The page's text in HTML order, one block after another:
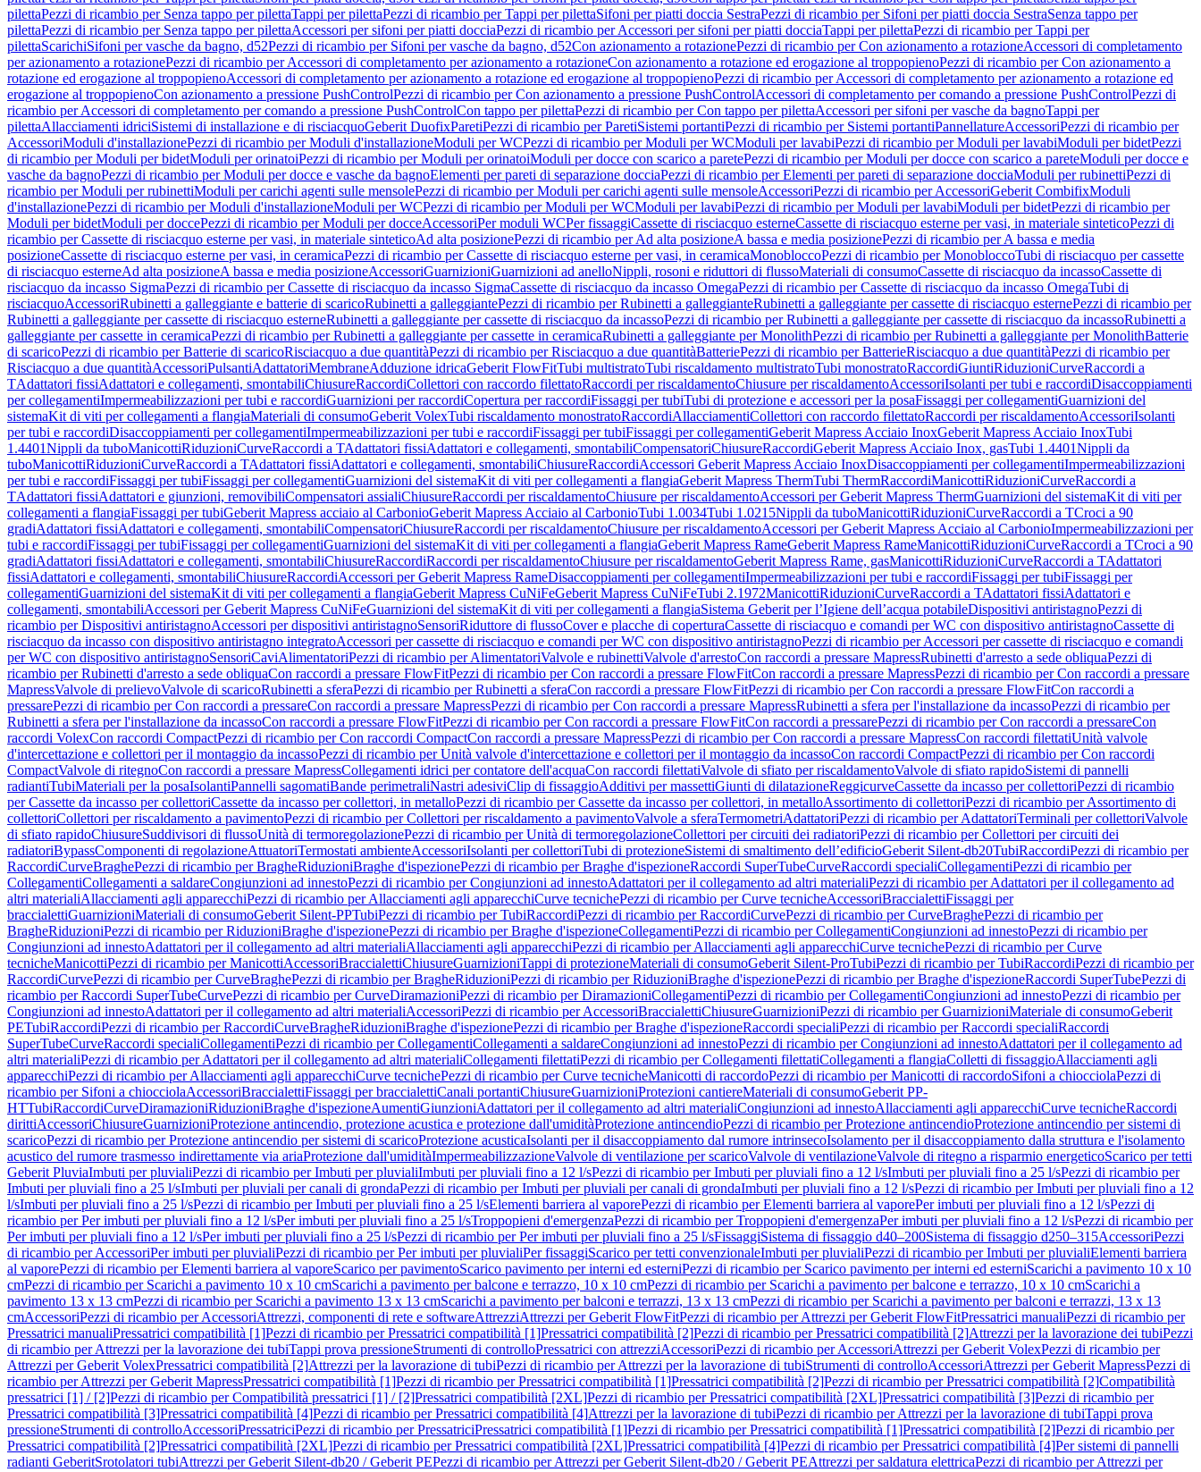
pilettaPezzi di ricambio per Senza tappo per pilettaTappi per pilettaPezzi di ricambio per Tappi per pilettaSifoni per piatti doccia SestraPezzi di ricambio per Sifoni per piatti doccia SestraSenza tappo per
pilettaPezzi di ricambio per Senza tappo per pilettaAccessori per sifoni per piatti docciaPezzi di ricambio per Accessori per sifoni per piatti docciaTappi per pilettaPezzi di ricambio per Tappi per
pilettaScarichiSifoni per vasche da bagno, d52Pezzi di ricambio per Sifoni per vasche da bagno, d52Con azionamento a rotazionePezzi di ricambio per Con azionamento a rotazioneAccessori di completamento
per azionamento a rotazionePezzi di ricambio per Accessori di completamento per azionamento a rotazioneCon azionamento a rotazione ed erogazione al troppopienoPezzi di ricambio per Con azionamento a
rotazione ed erogazione al troppopienoAccessori di completamento per azionamento a rotazione ed erogazione al troppopienoPezzi di ricambio per Accessori di completamento per azionamento a rotazione ed
erogazione al troppopienoCon azionamento a pressione PushControlPezzi di ricambio per Con azionamento a pressione PushControlAccessori di completamento per comando a pressione PushControlPezzi di
ricambio per Accessori di completamento per comando a pressione PushControlCon tappo per pilettaPezzi di ricambio per Con tappo per pilettaAccessori per sifoni per vasche da bagnoTappi per
pilettaAllacciamenti idriciSistemi di installazione e di risciacquoGeberit DuofixParetiPezzi di ricambio per ParetiSistemi portantiPezzi di ricambio per Sistemi portantiPannellatureAccessoriPezzi di ricambio per
AccessoriModuli d'installazionePezzi di ricambio per Moduli d'installazioneModuli per WCPezzi di ricambio per Moduli per WCModuli per lavabiPezzi di ricambio per Moduli per lavabiModuli per bidetPezzi
di ricambio per Moduli per bidetModuli per orinatoiPezzi di ricambio per Moduli per orinatoiModuli per docce con scarico a paretePezzi di ricambio per Moduli per docce con scarico a pareteModuli per docce e
vasche da bagnoPezzi di ricambio per Moduli per docce e vasche da bagnoElementi per pareti di separazione docciaPezzi di ricambio per Elementi per pareti di separazione docciaModuli per rubinettiPezzi di
ricambio per Moduli per rubinettiModuli per carichi agenti sulle mensolePezzi di ricambio per Moduli per carichi agenti sulle mensoleAccessoriPezzi di ricambio per AccessoriGeberit CombifixModuli
d'installazionePezzi di ricambio per Moduli d'installazioneModuli per WCPezzi di ricambio per Moduli per WCModuli per lavabiPezzi di ricambio per Moduli per lavabiModuli per bidetPezzi di ricambio per
Moduli per bidetModuli per doccePezzi di ricambio per Moduli per docceAccessoriPer moduli WCPer fissaggiCassette di risciacquo esterneCassette di risciacquo esterne per vasi, in materiale sinteticoPezzi di
ricambio per Cassette di risciacquo esterne per vasi, in materiale sinteticoAd alta posizionePezzi di ricambio per Ad alta posizioneA bassa e media posizionePezzi di ricambio per A bassa e media
posizioneCassette di risciacquo esterne per vasi, in ceramicaPezzi di ricambio per Cassette di risciacquo esterne per vasi, in ceramicaMonobloccoPezzi di ricambio per MonobloccoTubi di risciacquo per cassette
di risciacquo esterneAd alta posizioneA bassa e media posizioneAccessoriGuarnizioniGuarnizioni ad anelloNippli, rosoni e riduttori di flussoMateriali di consumoCassette di risciacquo da incassoCassette di
risciacquo da incasso SigmaPezzi di ricambio per Cassette di risciacquo da incasso SigmaCassette di risciacquo da incasso OmegaPezzi di ricambio per Cassette di risciacquo da incasso OmegaTubi di
risciacquoAccessoriRubinetti a galleggiante e batterie di scaricoRubinetti a galleggiantePezzi di ricambio per Rubinetti a galleggianteRubinetti a galleggiante per cassette di risciacquo esternePezzi di ricambio per
Rubinetti a galleggiante per cassette di risciacquo esterneRubinetti a galleggiante per cassette di risciacquo da incassoPezzi di ricambio per Rubinetti a galleggiante per cassette di risciacquo da incassoRubinetti a
galleggiante per cassette in ceramicaPezzi di ricambio per Rubinetti a galleggiante per cassette in ceramicaRubinetti a galleggiante per MonolithPezzi di ricambio per Rubinetti a galleggiante per MonolithBatterie
di scaricoPezzi di ricambio per Batterie di scaricoRisciacquo a due quantitàPezzi di ricambio per Risciacquo a due quantitàBatteriePezzi di ricambio per BatterieRisciacquo a due quantitàPezzi di ricambio per
Risciacquo a due quantitàAccessoriPulsantiAdattatoriMembraneAdduzione idricaGeberit FlowFitTubi multistratoTubi riscaldamento multistratoTubi monostratoRaccordiGiuntiRiduzioniCurveRaccordi a
TAdattatori fissiAdattatori e collegamenti, smontabiliChiusureRaccordiCollettori con raccordo filettatoRaccordi per riscaldamentoChiusure per riscaldamentoAccessoriIsolanti per tubi e raccordiDisaccoppiamenti
per collegamentiImpermeabilizzazioni per tubi e raccordiGuarnizioni per raccordiCopertura per raccordiFissaggi per tubiTubi di protezione e accessori per la posaFissaggi per collegamentiGuarnizioni del
sistemaKit di viti per collegamenti a flangiaMateriali di consumoGeberit VolexTubi riscaldamento monostratoRaccordiAllacciamentiCollettori con raccordo filettatoRaccordi per riscaldamentoAccessoriIsolanti
per tubi e raccordiDisaccoppiamenti per collegamentiImpermeabilizzazioni per tubi e raccordiFissaggi per tubiFissaggi per collegamentiGeberit Mapress Acciaio InoxGeberit Mapress Acciaio InoxTubi
1.4401Nippli da tuboManicottiRiduzioniCurveRaccordi a TAdattatori fissiAdattatori e collegamenti, smontabiliCompensatoriChiusureRaccordiGeberit Mapress Acciaio Inox, gasTubi 1.4401Nippli da
tuboManicottiRiduzioniCurveRaccordi a TAdattatori fissiAdattatori e collegamenti, smontabiliChiusureRaccordiAccessori Geberit Mapress Acciaio InoxDisaccoppiamenti per collegamentiImpermeabilizzazioni
per tubi e raccordiFissaggi per tubiFissaggi per collegamentiGuarnizioni del sistemaKit di viti per collegamenti a flangiaGeberit Mapress ThermTubi ThermRaccordiManicottiRiduzioniCurveRaccordi a
TAdattatori fissiAdattatori e giunzioni, removibiliCompensatori assialiChiusureRaccordi per riscaldamentoChiusure per riscaldamentoAccessori per Geberit Mapress ThermGuarnizioni del sistemaKit di viti per
collegamenti a flangiaFissaggi per tubiGeberit Mapress acciaio al CarbonioGeberit Mapress Acciaio al CarbonioTubi 1.0034Tubi 1.0215Nippli da tuboManicottiRiduzioniCurveRaccordi a TCroci a 90
gradiAdattatori fissiAdattatori e collegamenti, smontabiliCompensatoriChiusureRaccordi per riscaldamentoChiusure per riscaldamentoAccessori per Geberit Mapress Acciaio al CarbonioImpermeabilizzazioni per
tubi e raccordiFissaggi per tubiFissaggi per collegamentiGuarnizioni del sistemaKit di viti per collegamenti a flangiaGeberit Mapress RameGeberit Mapress RameManicottiRiduzioniCurveRaccordi a TCroci a 90
gradiAdattatori fissiAdattatori e collegamenti, smontabiliChiusureRaccordiRaccordi per riscaldamentoChiusure per riscaldamentoGeberit Mapress Rame, gasManicottiRiduzioniCurveRaccordi a TAdattatori
fissiAdattatori e collegamenti, smontabiliChiusureRaccordiAccessori per Geberit Mapress RameDisaccoppiamenti per collegamentiImpermeabilizzazioni per tubi e raccordiFissaggi per tubiFissaggi per
collegamentiGuarnizioni del sistemaKit di viti per collegamenti a flangiaGeberit Mapress CuNiFeGeberit Mapress CuNiFeTubi 2.1972ManicottiRiduzioniCurveRaccordi a TAdattatori fissiAdattatori e
collegamenti, smontabiliAccessori per Geberit Mapress CuNiFeGuarnizioni del sistemaKit di viti per collegamenti a flangiaSistema Geberit per l’Igiene dell’acqua potabileDispositivi antiristagnoPezzi di
ricambio per Dispositivi antiristagnoAccessori per dispositivi antiristagnoSensoriRiduttore di flussoCover e placche di coperturaCassette di risciacquo e comandi per WC con dispositivo antiristagnoCassette di
risciacquo da incasso con dispositivo antiristagno integratoAccessori per cassette di risciacquo e comandi per WC con dispositivo antiristagnoPezzi di ricambio per Accessori per cassette di risciacquo e comandi
per WC con dispositivo antiristagnoSensoriCaviAlimentatoriPezzi di ricambio per AlimentatoriValvole e rubinettiValvole d'arrestoCon raccordi a pressare MapressRubinetti d'arresto a sede obliquaPezzi di
ricambio per Rubinetti d'arresto a sede obliquaCon raccordi a pressare FlowFitPezzi di ricambio per Con raccordi a pressare FlowFitCon raccordi a pressare MapressPezzi di ricambio per Con raccordi a pressare
MapressValvole di prelievoValvole di scaricoRubinetti a sferaPezzi di ricambio per Rubinetti a sferaCon raccordi a pressare FlowFitPezzi di ricambio per Con raccordi a pressare FlowFitCon raccordi a
pressarePezzi di ricambio per Con raccordi a pressareCon raccordi a pressare MapressPezzi di ricambio per Con raccordi a pressare MapressRubinetti a sfera per l'installazione da incassoPezzi di ricambio per
Rubinetti a sfera per l'installazione da incassoCon raccordi a pressare FlowFitPezzi di ricambio per Con raccordi a pressare FlowFitCon raccordi a pressarePezzi di ricambio per Con raccordi a pressareCon
raccordi VolexCon raccordi CompactPezzi di ricambio per Con raccordi CompactCon raccordi a pressare MapressPezzi di ricambio per Con raccordi a pressare MapressCon raccordi filettatiUnità valvole
d'intercettazione e collettori per il montaggio da incassoPezzi di ricambio per Unità valvole d'intercettazione e collettori per il montaggio da incassoCon raccordi CompactPezzi di ricambio per Con raccordi
CompactValvole di ritegnoCon raccordi a pressare MapressCollegamenti idrici per contatore dell'acquaCon raccordi filettatiValvole di sfiato per riscaldamentoValvole di sfiato rapidoSistemi di pannelli
radiantiTubiMateriali per la posaIsolantiPannelli sagomatiBande perimetraliNastri adesiviClip di fissaggioAdditivi per massettiGiunti di dilatazioneReggicurveCassette da incasso per collettoriPezzi di ricambio
per Cassette da incasso per collettoriCassette da incasso per collettori, in metalloPezzi di ricambio per Cassette da incasso per collettori, in metalloAssortimento di collettoriPezzi di ricambio per Assortimento di
collettoriCollettori per riscaldamento a pavimentoPezzi di ricambio per Collettori per riscaldamento a pavimentoValvole a sferaTermometriAdattatoriPezzi di ricambio per AdattatoriTerminali per collettoriValvole
di sfiato rapidoChiusureSuddivisori di flussoUnità di termoregolazionePezzi di ricambio per Unità di termoregolazioneCollettori per circuiti dei radiatoriPezzi di ricambio per Collettori per circuiti dei
radiatoriBypassComponenti di regolazioneAttuatoriTermostati ambienteAccessoriIsolanti per collettoriTubi di protezioneSistemi di smaltimento dell’edificioGeberit Silent-db20TubiRaccordiPezzi di ricambio per
RaccordiCurveBraghePezzi di ricambio per BragheRiduzioniBraghe d'ispezionePezzi di ricambio per Braghe d'ispezioneRaccordi SuperTubeCurveRaccordi specialiCollegamentiPezzi di ricambio per
CollegamentiCollegamenti a saldareCongiunzioni ad innestoPezzi di ricambio per Congiunzioni ad innestoAdattatori per il collegamento ad altri materialiPezzi di ricambio per Adattatori per il collegamento ad
altri materialiAllacciamenti agli apparecchiPezzi di ricambio per Allacciamenti agli apparecchiCurve tecnichePezzi di ricambio per Curve tecnicheAccessoriBraccialettiFissaggi per
braccialettiGuarnizioniMateriali di consumoGeberit Silent-PPTubiPezzi di ricambio per TubiRaccordiPezzi di ricambio per RaccordiCurvePezzi di ricambio per CurveBraghePezzi di ricambio per
BragheRiduzioniPezzi di ricambio per RiduzioniBraghe d'ispezionePezzi di ricambio per Braghe d'ispezioneCollegamentiPezzi di ricambio per CollegamentiCongiunzioni ad innestoPezzi di ricambio per
Congiunzioni ad innestoAdattatori per il collegamento ad altri materialiAllacciamenti agli apparecchiPezzi di ricambio per Allacciamenti agli apparecchiCurve tecnichePezzi di ricambio per Curve
tecnicheManicottiPezzi di ricambio per ManicottiAccessoriBraccialettiChiusureGuarnizioniTappi di protezioneMateriali di consumoGeberit Silent-ProTubiPezzi di ricambio per TubiRaccordiPezzi di ricambio per
RaccordiCurvePezzi di ricambio per CurveBraghePezzi di ricambio per BragheRiduzioniPezzi di ricambio per RiduzioniBraghe d'ispezionePezzi di ricambio per Braghe d'ispezioneRaccordi SuperTubePezzi di
ricambio per Raccordi SuperTubeCurvePezzi di ricambio per CurveDiramazioniPezzi di ricambio per DiramazioniCollegamentiPezzi di ricambio per CollegamentiCongiunzioni ad innestoPezzi di ricambio per
Congiunzioni ad innestoAdattatori per il collegamento ad altri materialiAccessoriPezzi di ricambio per AccessoriBraccialettiChiusureGuarnizioniPezzi di ricambio per GuarnizioniMateriale di consumoGeberit
PETubiRaccordiPezzi di ricambio per RaccordiCurveBragheRiduzioniBraghe d'ispezionePezzi di ricambio per Braghe d'ispezioneRaccordi specialiPezzi di ricambio per Raccordi specialiRaccordi
SuperTubeCurveRaccordi specialiCollegamentiPezzi di ricambio per CollegamentiCollegamenti a saldareCongiunzioni ad innestoPezzi di ricambio per Congiunzioni ad innestoAdattatori per il collegamento ad
altri materialiPezzi di ricambio per Adattatori per il collegamento ad altri materialiCollegamenti filettatiPezzi di ricambio per Collegamenti filettatiCollegamenti a flangiaColletti di fissaggioAllacciamenti agli
apparecchiPezzi di ricambio per Allacciamenti agli apparecchiCurve tecnichePezzi di ricambio per Curve tecnicheManicotti di raccordoPezzi di ricambio per Manicotti di raccordoSifoni a chiocciolaPezzi di
ricambio per Sifoni a chiocciolaAccessoriBraccialettiFissaggi per braccialettiCanali portantiChiusureGuarnizioniProtezioni cantiereMateriali di consumoGeberit PP-
HTTubiRaccordiCurveDiramazioniRiduzioniBraghe d'ispezioneAumentiGiunzioniAdattatori per il collegamento ad altri materialiCongiunzioni ad innestoAllacciamenti agli apparecchiCurve tecnicheRaccordi
dirittiAccessoriChiusureGuarnizioniProtezione antincendio, protezione acustica e protezione dall'umiditàProtezione antincendioPezzi di ricambio per Protezione antincendioProtezione antincendio per sistemi di
scaricoPezzi di ricambio per Protezione antincendio per sistemi di scaricoProtezione acusticaIsolanti per il disaccoppiamento dal rumore intrinsecoIsolamento per il disaccoppiamento dalla struttura e l'isolamento
acustico del rumore trasmesso indirettamente via ariaProtezione dall'umiditàImpermeabilizzazioneValvole di ventilazione per scaricoValvole di ventilazioneValvole di ritegno a risparmio energeticoScarico per tetti
Geberit PluviaImbuti per pluvialiPezzi di ricambio per Imbuti per pluvialiImbuti per pluviali fino a 12 l/sPezzi di ricambio per Imbuti per pluviali fino a 12 l/sImbuti per pluviali fino a 25 l/sPezzi di ricambio per
Imbuti per pluviali fino a 25 l/sImbuti per pluviali per canali di grondaPezzi di ricambio per Imbuti per pluviali per canali di grondaImbuti per pluviali fino a 12 l/sPezzi di ricambio per Imbuti per pluviali fino a 12
l/sImbuti per pluviali fino a 25 l/sPezzi di ricambio per Imbuti per pluviali fino a 25 l/sElementi barriera al vaporePezzi di ricambio per Elementi barriera al vaporePer imbuti per pluviali fino a 12 l/sPezzi di
ricambio per Per imbuti per pluviali fino a 12 l/sPer imbuti per pluviali fino a 25 l/sTroppopieni d'emergenzaPezzi di ricambio per Troppopieni d'emergenzaPer imbuti per pluviali fino a 12 l/sPezzi di ricambio per
Per imbuti per pluviali fino a 12 l/sPer imbuti per pluviali fino a 25 l/sPezzi di ricambio per Per imbuti per pluviali fino a 25 l/sFissaggiSistema di fissaggio d40–200Sistema di fissaggio d250–315AccessoriPezzi
di ricambio per AccessoriPer imbuti per pluvialiPezzi di ricambio per Per imbuti per pluvialiPer fissaggiScarico per tetti convenzionaleImbuti per pluvialiPezzi di ricambio per Imbuti per pluvialiElementi barriera
al vaporePezzi di ricambio per Elementi barriera al vaporeScarico per pavimentoScarico pavimento per interni ed esterniPezzi di ricambio per Scarico pavimento per interni ed esterniScarichi a pavimento 10 x 10
cmPezzi di ricambio per Scarichi a pavimento 10 x 10 cmScarichi a pavimento per balcone e terrazzo, 10 x 10 cmPezzi di ricambio per Scarichi a pavimento per balcone e terrazzo, 10 x 10 cmScarichi a
pavimento 13 x 13 cmPezzi di ricambio per Scarichi a pavimento 13 x 13 cmScarichi a pavimento per balconi e terrazzi, 13 x 13 cmPezzi di ricambio per Scarichi a pavimento per balconi e terrazzi, 13 x 13
cmAccessoriPezzi di ricambio per AccessoriAttrezzi, componenti di rete e softwareAttrezziAttrezzi per Geberit FlowFitPezzi di ricambio per Attrezzi per Geberit FlowFitPressatrici manualiPezzi di ricambio per
Pressatrici manualiPressatrici compatibilità [1]Pezzi di ricambio per Pressatrici compatibilità [1]Pressatrici compatibilità [2]Pezzi di ricambio per Pressatrici compatibilità [2]Attrezzi per la lavorazione dei tubiPezzi
di ricambio per Attrezzi per la lavorazione dei tubiTappi prova pressioneStrumenti di controlloPressatrici con attrezziAccessoriPezzi di ricambio per AccessoriAttrezzi per Geberit VolexPezzi di ricambio per
Attrezzi per Geberit VolexPressatrici compatibilità [2]Attrezzi per la lavorazione di tubiPezzi di ricambio per Attrezzi per la lavorazione di tubiStrumenti di controlloAccessoriAttrezzi per Geberit MapressPezzi di
ricambio per Attrezzi per Geberit MapressPressatrici compatibilità [1]Pezzi di ricambio per Pressatrici compatibilità [1]Pressatrici compatibilità [2]Pezzi di ricambio per Pressatrici compatibilità [2]Compatibilità
pressatrici [1] / [2]Pezzi di ricambio per Compatibilità pressatrici [1] / [2]Pressatrici compatibilità [2XL]Pezzi di ricambio per Pressatrici compatibilità [2XL]Pressatrici compatibilità [3]Pezzi di ricambio per
Pressatrici compatibilità [3]Pressatrici compatibilità [4]Pezzi di ricambio per Pressatrici compatibilità [4]Attrezzi per la lavorazione di tubiPezzi di ricambio per Attrezzi per la lavorazione di tubiTappi prova
pressioneStrumenti di controlloAccessoriPressatriciPezzi di ricambio per PressatriciPressatrici compatibilità [1]Pezzi di ricambio per Pressatrici compatibilità [1]Pressatrici compatibilità [2]Pezzi di ricambio per
Pressatrici compatibilità [2]Pressatrici compatibilità [2XL]Pezzi di ricambio per Pressatrici compatibilità [2XL]Pressatrici compatibilità [4]Pezzi di ricambio per Pressatrici compatibilità [4]Per sistemi di pannelli
radianti GeberitSrotolatori tubiAttrezzi per Geberit Silent-db20 / Geberit PEPezzi di ricambio per Attrezzi per Geberit Silent-db20 / Geberit PEAttrezzi per saldatura elettricaPezzi di ricambio per Attrezzi per